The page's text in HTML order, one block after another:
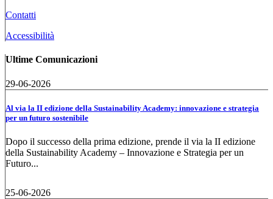
Contatti
Accessibilità
Ultime Comunicazioni
29-06-2026
Al via la II edizione della Sustainability Academy: innovazione e strategia
per un futuro sostenibile
Dopo il successo della prima edizione, prende il via la II edizione
della Sustainability Academy – Innovazione e Strategia per un
Futuro...
25-06-2026